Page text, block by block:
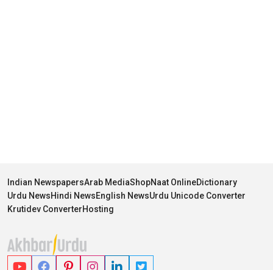
Indian NewspapersArab MediaShopNaat OnlineDictionary
Urdu NewsHindi NewsEnglish NewsUrdu Unicode Converter
Krutidev ConverterHosting